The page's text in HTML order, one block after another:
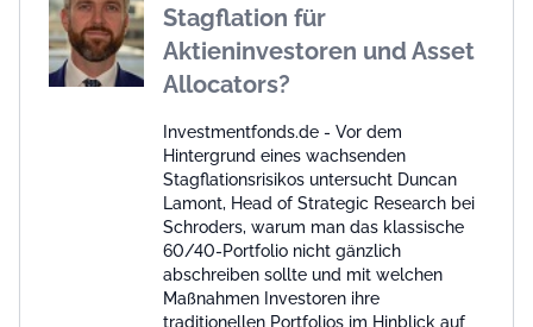
Stagflation für
Aktieninvestoren und Asset
Allocators?
Investmentfonds.de - Vor dem
Hintergrund eines wachsenden
Stagflationsrisikos untersucht Duncan
Lamont, Head of Strategic Research bei
Schroders, warum man das klassische
60/40-Portfolio nicht gänzlich
abschreiben sollte und mit welchen
Maßnahmen Investoren ihre
traditionellen Portfolios im Hinblick auf